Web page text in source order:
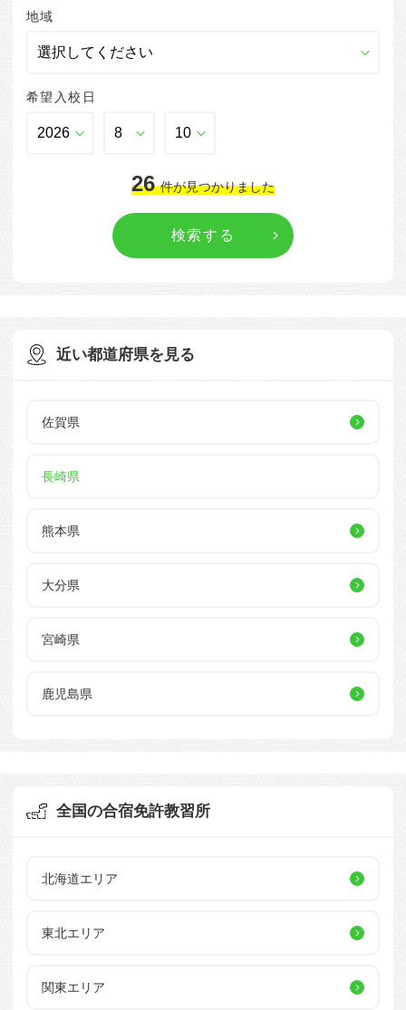
地域
希望入校日
26 件が見つかりました
近い都道府県を見る
佐賀県
長崎県
熊本県
大分県
宮崎県
鹿児島県
全国の合宿免許教習所
北海道エリア
東北エリア
関東エリア